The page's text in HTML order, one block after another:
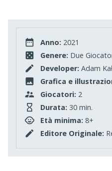
Anno: 2021
Genere: Due
Developer: Adam
Grafica e
Giocatori: 2
Durata: 30 min.
Età minima: 8+
Editore Originale: